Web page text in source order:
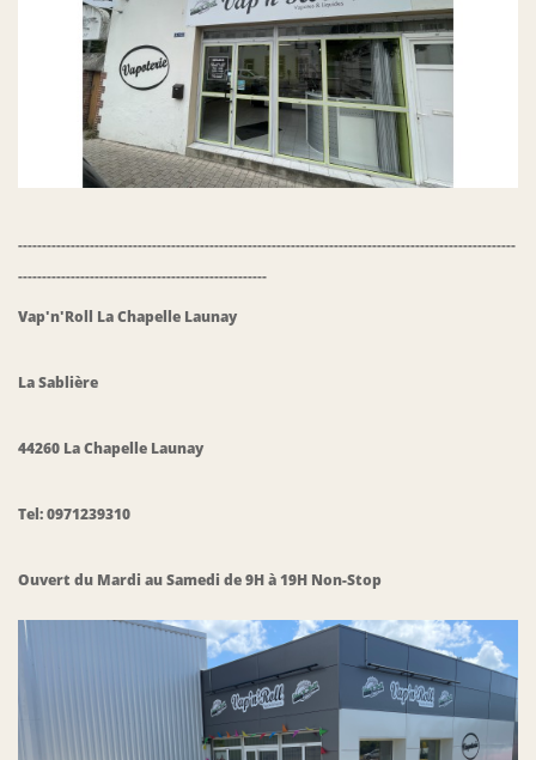
--------------------------------------------------------------------------------------------------------
----------------------------------------------------
Vap'n'Roll La Chapelle Launay
La Sablière
44260 La Chapelle Launay
Tel: 0971239310
Ouvert du Mardi au Samedi de 9H à 19H Non-Stop